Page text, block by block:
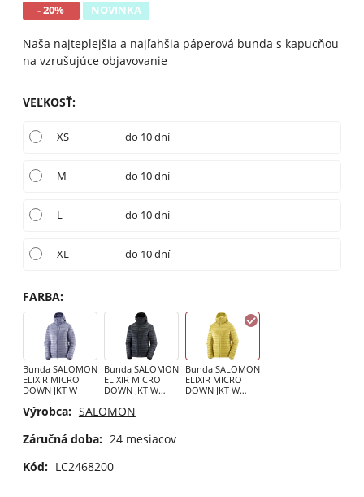
- 20% NOVINKA
Naša najteplejšia a najľahšia páperová bunda s kapucňou
na vzrušujúce objavovanie
VEĽKOSŤ:
XS do 10 dní
M do 10 dní
L do 10 dní
XL do 10 dní
FARBA:
Bunda SALOMON
ELIXIR MICRO
DOWN JKT W
Bunda SALOMON
ELIXIR MICRO
DOWN JKT W
Bunda SALOMON
ELIXIR MICRO
DOWN JKT W
Výrobca: SALOMON
Záručná doba: 24 mesiacov
Kód: LC2468200